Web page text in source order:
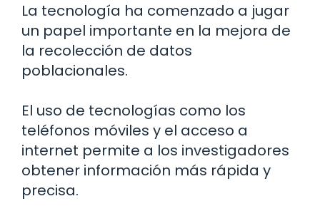
La tecnología ha comenzado a jugar
un papel importante en la mejora de
la recolección de datos
poblacionales.
El uso de tecnologías como los
teléfonos móviles y el acceso a
internet permite a los investigadores
obtener información más rápida y
precisa.